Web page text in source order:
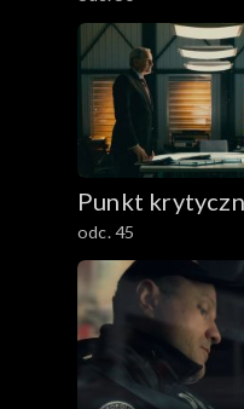
Punkt
odc. 45